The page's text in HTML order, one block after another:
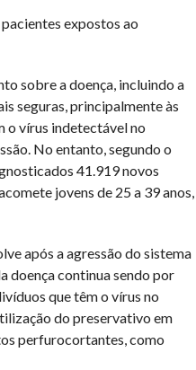
expostos ao
sobre a doença, incluindo a
seguras, principalmente às
o vírus indetectável no
No entanto, segundo o
41.919 novos
jovens de 25 a 39 anos,
após a agressão do sistema
doença continua sendo por
que têm o vírus no
do preservativo em
perfurocortantes, como